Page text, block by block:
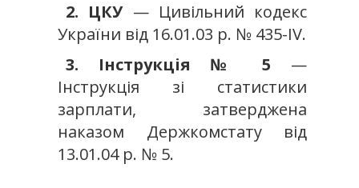
2. ЦКУ— Цивільний кодекс
України від 16.01.03 р. № 435-IV.
3. Інструкція № 5 —
Інструкція зі статистики
зарплати, затверджена
наказом Держкомстату від
13.01.04 р. № 5.